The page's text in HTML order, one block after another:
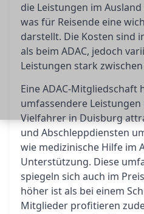
die Leistungen im
was für Reisende eine
darstellt. Die Kosten sind
als beim ADAC, jedoch
Leistungen stark
Eine ADAC-Mitgliedschaft
umfassendere
Vielfahrer in Duisburg
und Abschleppdiensten
wie medizinische Hilfe im
Unterstützung. Diese
spiegeln sich auch im
höher ist als bei einem
Mitglieder profitieren